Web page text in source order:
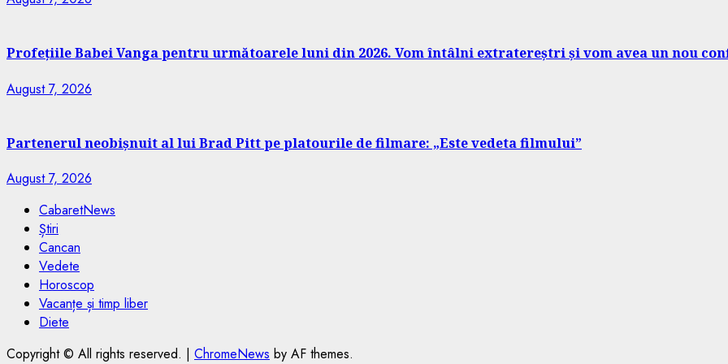
Profețiile Babei Vanga pentru următoarele luni din 2026. Vom întâlni extratereștri și vom avea un nou
August 7, 2026
Partenerul neobișnuit al lui Brad Pitt pe platourile de filmare: „Este vedeta filmului”
August 7, 2026
CabaretNews
Știri
Cancan
Vedete
Horoscop
Vacanțe și timp liber
Diete
Copyright © All rights reserved. | ChromeNews by AF themes.